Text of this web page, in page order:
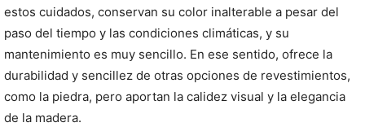
estos cuidados, conservan su color inalterable a pesar del
paso del tiempo y las condiciones climáticas, y su
mantenimiento es muy sencillo. En ese sentido, ofrece la
durabilidad y sencillez de otras opciones de revestimientos,
como la piedra, pero aportan la calidez visual y la elegancia
de la madera.